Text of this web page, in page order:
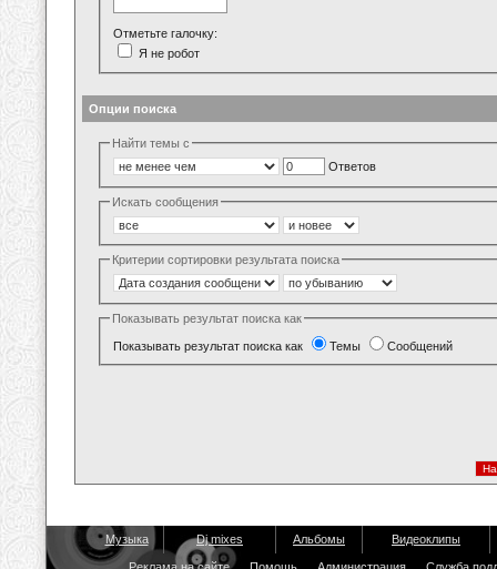
Отметьте галочку:
Я не робот
Опции поиска
Найти темы с
Ответов
Искать сообщения
Критерии сортировки результата поиска
Показывать результат поиска как
Показывать результат поиска как Темы Сообщений
Музыка Dj mixes Альбомы Видеоклипы